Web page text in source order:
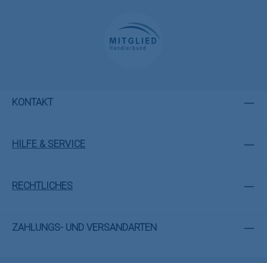
KONTAKT
HILFE & SERVICE
RECHTLICHES
ZAHLUNGS- UND VERSANDARTEN